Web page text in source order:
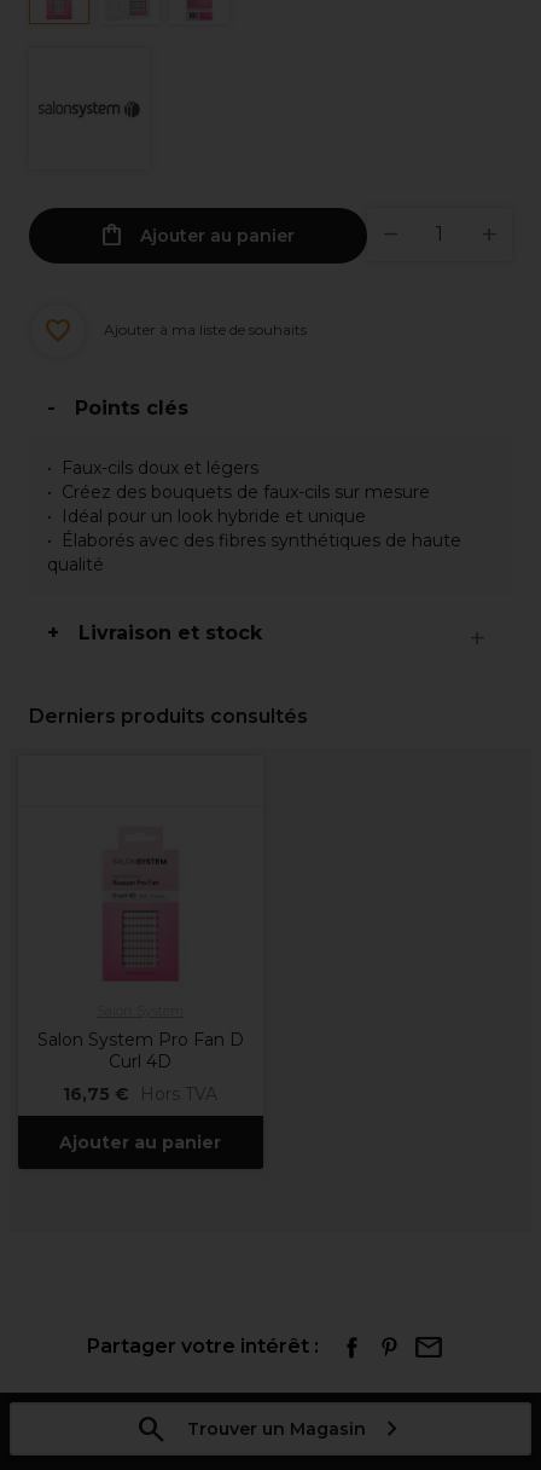
Ajouter au panier
Ajouter à ma liste de souhaits
Points clés
Faux-cils doux et légers
Créez des bouquets de faux-cils sur mesure
Idéal pour un look hybride et unique
Élaborés avec des fibres synthétiques de haute
qualité
Livraison et stock
Derniers produits consultés
Salon System Pro Fan D
Curl 4D
16,75 €
Hors TVA
Ajouter au panier
Partager votre intérêt :
Trouver un Magasin